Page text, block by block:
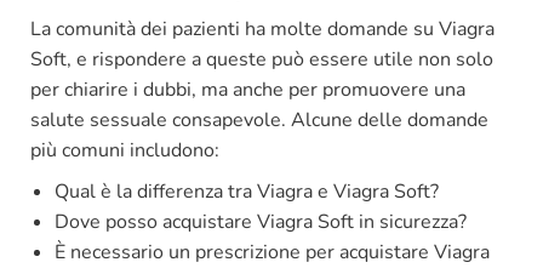
La comunità dei pazienti ha molte domande su Viagra
Soft, e rispondere a queste può essere utile non solo
per chiarire i dubbi, ma anche per promuovere una
salute sessuale consapevole. Alcune delle domande
più comuni includono:
Qual è la differenza tra Viagra e Viagra Soft?
Dove posso acquistare Viagra Soft in sicurezza?
È necessario un prescrizione per acquistare Viagra